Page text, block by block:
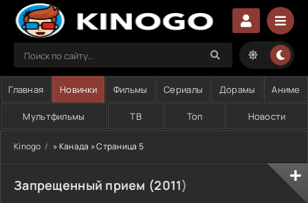
Главная Новинки Фильмы Сериалы Дорамы Аниме
Мультфильмы ТВ Топ Новости
Kinogo » Канада » Страница 5
Запрещенный прием (2011)